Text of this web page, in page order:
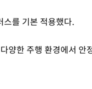
스를 기본 적용했다.
양한 주행 환경에서 안